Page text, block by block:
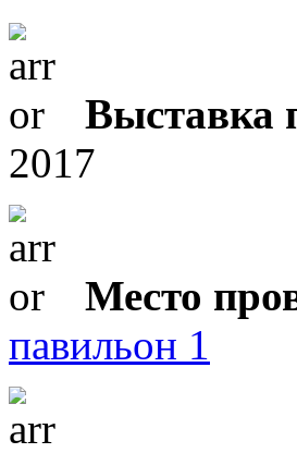
Выставка
2017
Место
павильон 1